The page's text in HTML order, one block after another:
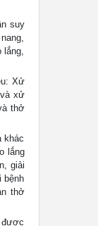
suy
lắng,
Xử
xử
thở
khác
lắng
giải
bệnh
thở
được